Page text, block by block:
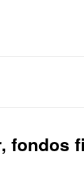
fondos